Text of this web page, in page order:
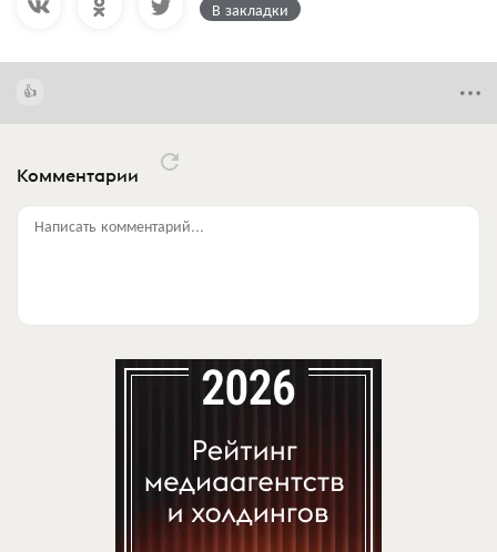
В закладки
Комментарии
Написать комментарий...